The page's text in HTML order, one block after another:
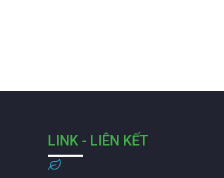
LINK - LIÊN KẾT